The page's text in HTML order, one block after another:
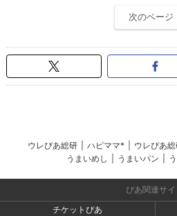
次のページ
ウレぴあ総研 ハピママ* ウレぴあ
うまいめし
うまいパン
ぴあ関連サイ
チケットぴあ